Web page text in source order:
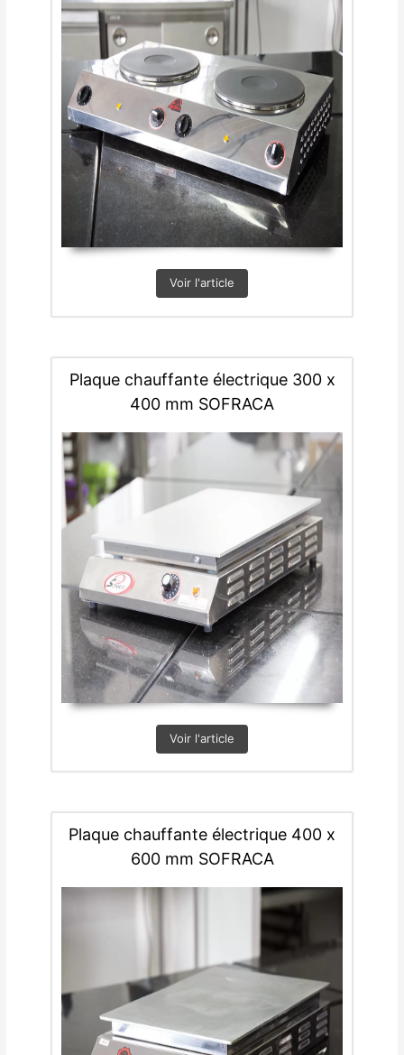
Voir l'article
Plaque chauffante électrique 300 x
400 mm SOFRACA
Voir l'article
Plaque chauffante électrique 400 x
600 mm SOFRACA